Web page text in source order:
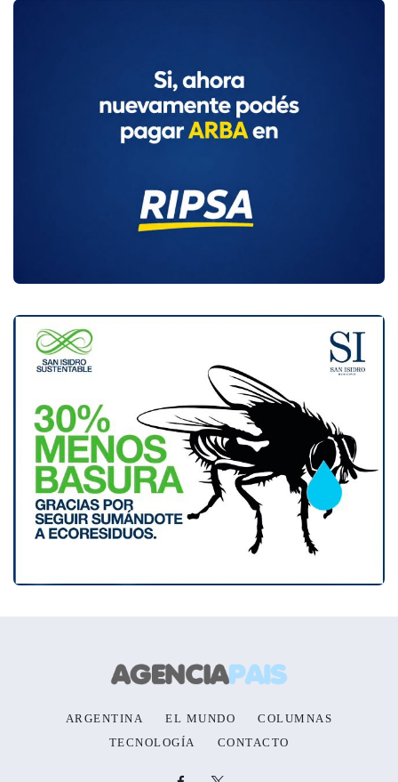
ARGENTINA EL MUNDO
COLUMNAS
TECNOLOGÍA
CONTACTO